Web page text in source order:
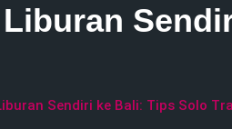
Sendiri ke Bali: Tips Solo